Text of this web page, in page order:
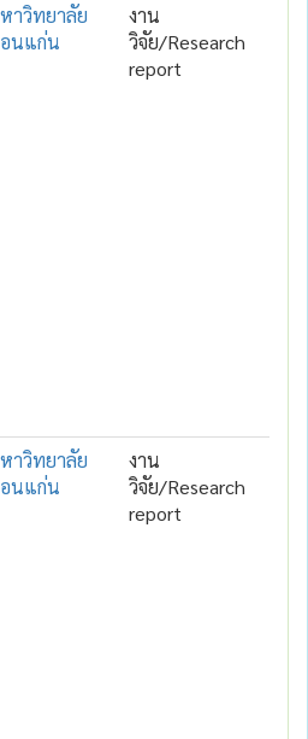
าวิทยาลัย
นแก่น
งาน
วิจัย/Research
report
าวิทยาลัย
นแก่น
งาน
วิจัย/Research
report